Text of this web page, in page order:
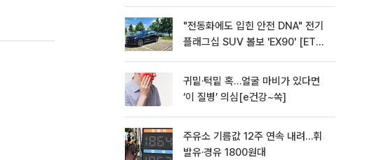
"전동화에도 입힌 안전 DNA" 전기
플래그십 SUV 볼보 'EX90' [ET의
귀밑·턱밑 혹…얼굴 마비가 있다면
‘이 질병’ 의심[e건강~쏙]
주유소 기름값 12주 연속 내려…휘
발유·경유 1800원대